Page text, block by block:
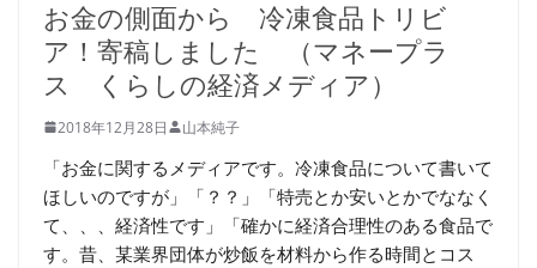
お金の側面から 冷凍食品トリビ
ア！寄稿しました （マネープラ
ス くらしの経済メディア）
2018年12月28日 山本純子
「お金に関するメディアです。冷凍食品について書いて
ほしいのですが」「？？」「特売とか安いとかでななく
て、、、経済性です」「確かに経済合理性のある食品で
す。昔、某業界団体が炒飯を材料から作る時間とコス